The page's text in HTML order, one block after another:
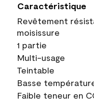
Caractéristique
Revêtement
moisissure
1 partie
Multi-usage
Teintable
Basse
Faible teneur en